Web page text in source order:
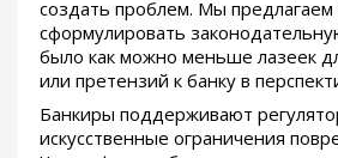
создать проблем. Мы предлагаем
сформулировать
было как можно меньше лазеек
или претензий к банку в
Банкиры поддерживают
искусственные ограничения